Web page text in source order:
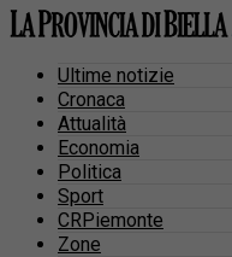
Ultime notizie
Cronaca
Attualità
Economia
Politica
Sport
CRPiemonte
Zone